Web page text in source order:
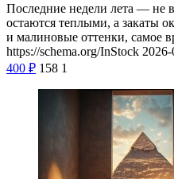
Последние недели лета — не
остаются теплыми, а закаты
и малиновые оттенки, самое
https://schema.org/InStock
400 ₽ 158 1